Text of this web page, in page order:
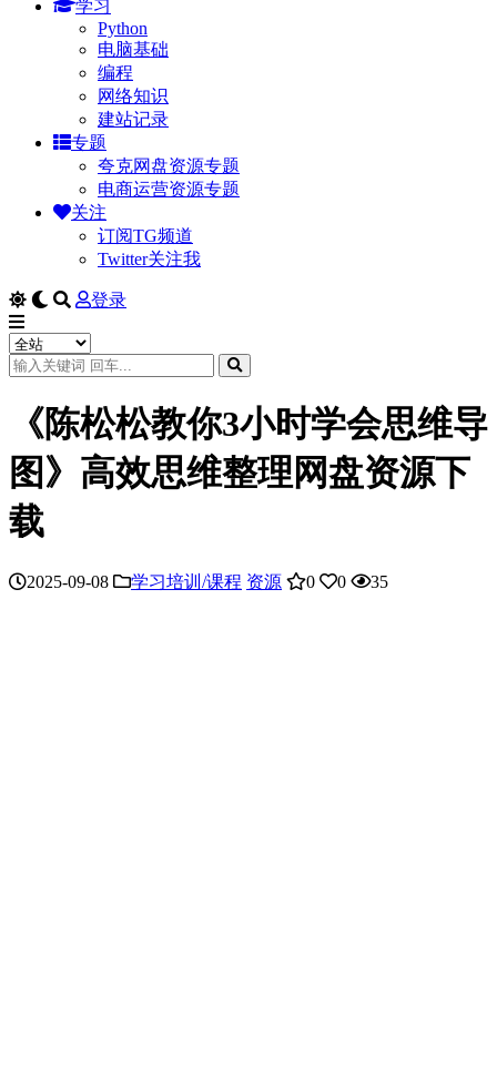
学习
Python
电脑基础
编程
网络知识
建站记录
专题
夸克网盘资源专题
电商运营资源专题
关注
订阅TG频道
Twitter关注我
登录
《陈松松教你3小时学会思维导
图》高效思维整理网盘资源下
载
2025-09-08 学习培训/课程 资源 0 0 35